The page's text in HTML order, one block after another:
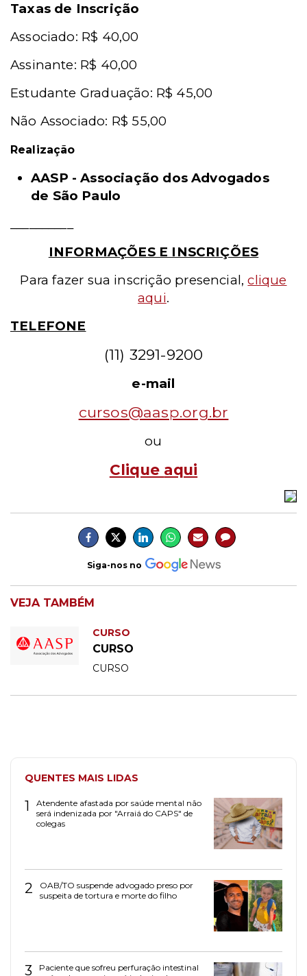
Taxas de Inscrição
Associado: R$ 40,00
Assinante: R$ 40,00
Estudante Graduação: R$ 45,00
Não Associado: R$ 55,00
Realização
AASP - Associação dos Advogados
de São Paulo
INFORMAÇÕES E INSCRIÇÕES
Para fazer sua inscrição presencial,clique
aqui.
TELEFONE
(11) 3291-9200
e-mail
cursos@aasp.org.br
ou
Clique aqui
Siga-nos no
VEJA TAMBÉM
CURSO
CURSO
CURSO
QUENTES MAIS LIDAS
1
Atendente afastada por saúde mental não
será indenizada por "Arraiá do CAPS" de
colegas
2
OAB/TO suspende advogado preso por
suspeita de tortura e morte do filho
3
Paciente que sofreu perfuração intestinal